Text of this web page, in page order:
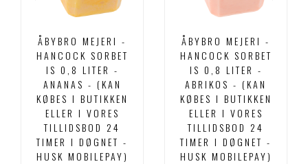
ÅBYBRO MEJERI -
HANCOCK SORBET
IS 0,8 LITER -
ANANAS - (KAN
KØBES I BUTIKKEN
ELLER I VORES
TILLIDSBOD 24
TIMER I DØGNET -
HUSK MOBILEPAY)
ÅBYBRO MEJERI -
HANCOCK SORBET
IS 0,8 LITER -
ABRIKOS - (KAN
KØBES I BUTIKKEN
ELLER I VORES
TILLIDSBOD 24
TIMER I DØGNET -
HUSK MOBILEPAY)